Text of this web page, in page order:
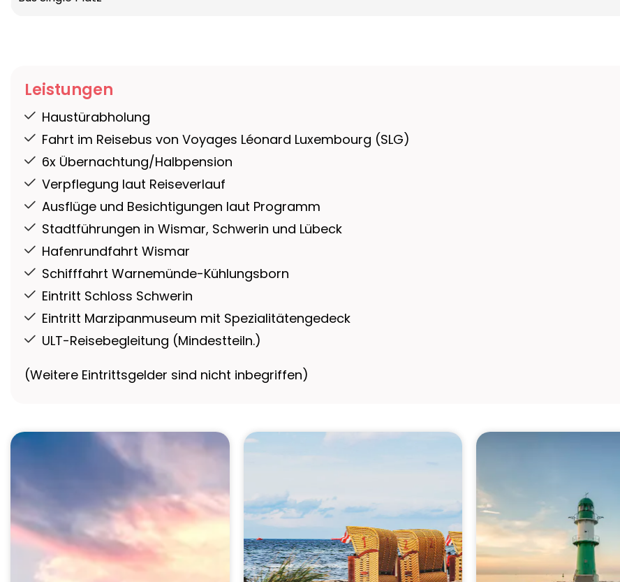
Leistungen
Haustürabholung
Fahrt im Reisebus von Voyages Léonard Luxembourg (SLG)
6x Übernachtung/Halbpension
Verpflegung laut Reiseverlauf
Ausflüge und Besichtigungen laut Programm
Stadtführungen in Wismar, Schwerin und Lübeck
Hafenrundfahrt Wismar
Schifffahrt Warnemünde-Kühlungsborn
Eintritt Schloss Schwerin
Eintritt Marzipanmuseum mit Spezialitätengedeck
ULT-Reisebegleitung (Mindestteiln.)
(Weitere Eintrittsgelder sind nicht inbegriffen)